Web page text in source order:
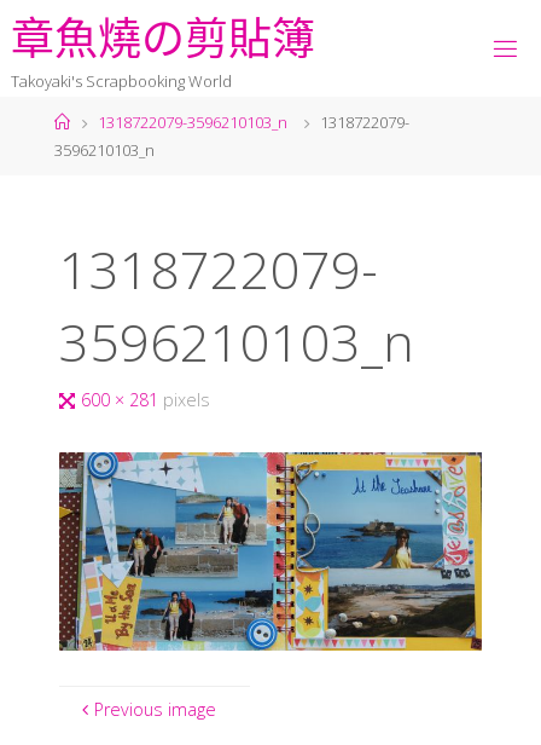
章魚燒の剪貼簿
Takoyaki's Scrapbooking World
1318722079-3596210103_n
1318722079-
3596210103_n
1318722079-
3596210103_n
600 × 281 pixels
Previous image